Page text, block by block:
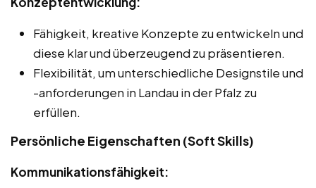
Fähigkeit, kreative Konzepte zu entwickeln und
diese klar und überzeugend zu präsentieren.
Flexibilität, um unterschiedliche Designstile und
-anforderungen in Landau in der Pfalz zu
erfüllen.
Persönliche Eigenschaften (Soft Skills)
Kommunikationsfähigkeit: